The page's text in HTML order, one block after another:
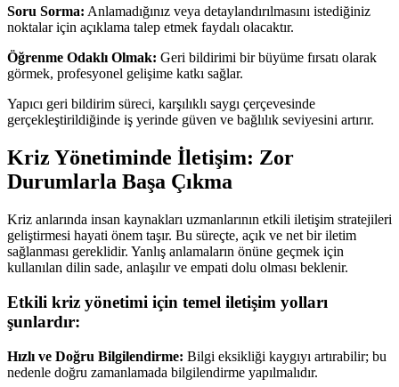
Soru Sorma: Anlamadığınız veya detaylandırılmasını istediğiniz
noktalar için açıklama talep etmek faydalı olacaktır.
Öğrenme Odaklı Olmak: Geri bildirimi bir büyüme fırsatı olarak
görmek, profesyonel gelişime katkı sağlar.
Yapıcı geri bildirim süreci, karşılıklı saygı çerçevesinde
gerçekleştirildiğinde iş yerinde güven ve bağlılık seviyesini artırır.
Kriz Yönetiminde İletişim: Zor
Durumlarla Başa Çıkma
Kriz anlarında insan kaynakları uzmanlarının etkili iletişim stratejileri
geliştirmesi hayati önem taşır. Bu süreçte, açık ve net bir iletim
sağlanması gereklidir. Yanlış anlamaların önüne geçmek için
kullanılan dilin sade, anlaşılır ve empati dolu olması beklenir.
Etkili kriz yönetimi için temel iletişim yolları
şunlardır:
Hızlı ve Doğru Bilgilendirme: Bilgi eksikliği kaygıyı artırabilir; bu
nedenle doğru zamanlamada bilgilendirme yapılmalıdır.